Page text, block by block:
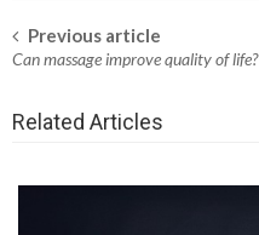
Post
Previous article
Can massage improve quality of life?
Related Articles